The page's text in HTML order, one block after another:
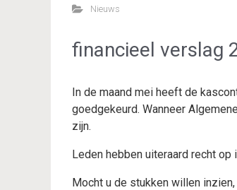
Nieuws
financieel verslag
In de maand mei heeft de
goedgekeurd. Wanneer
zijn.
Leden hebben uiteraard recht op
Mocht u de stukken willen